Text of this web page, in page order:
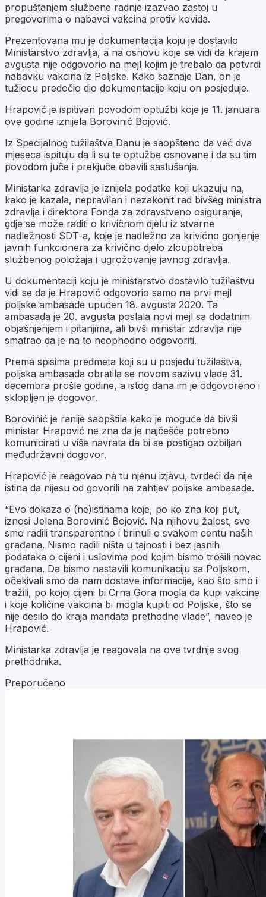
propuštanjem službene radnje izazvao zastoj u
pregovorima o nabavci vakcina protiv kovida.
Prezentovana mu je dokumentacija koju je dostavilo
Ministarstvo zdravlja, a na osnovu koje se vidi da krajem
avgusta nije odgovorio na mejl kojim je trebalo da potvrdi
nabavku vakcina iz Poljske. Kako saznaje Dan, on je
tužiocu predočio dio dokumentacije koju on posjeduje.
Hrapović je ispitivan povodom optužbi koje je 11. januara
ove godine iznijela Borovinić Bojović.
Iz Specijalnog tužilaštva Danu je saopšteno da već dva
mjeseca ispituju da li su te optužbe osnovane i da su tim
povodom juče i prekjuče obavili saslušanja.
Ministarka zdravlja je iznijela podatke koji ukazuju na,
kako je kazala, nepravilan i nezakonit rad bivšeg ministra
zdravlja i direktora Fonda za zdravstveno osiguranje,
gdje se može raditi o krivičnom djelu iz stvarne
nadležnosti SDT-a, koje je nadležno za krivično gonjenje
javnih funkcionera za krivično djelo zloupotreba
službenog položaja i ugrožovanje javnog zdravlja.
U dokumentaciji koju je ministarstvo dostavilo tužilaštvu
vidi se da je Hrapović odgovorio samo na prvi mejl
poljske ambasade upućen 18. avgusta 2020. Ta
ambasada je 20. avgusta poslala novi mejl sa dodatnim
objašnjenjem i pitanjima, ali bivši ministar zdravlja nije
smatrao da je na to neophodno odgovoriti.
Prema spisima predmeta koji su u posjedu tužilaštva,
poljska ambasada obratila se novom sazivu vlade 31.
decembra prošle godine, a istog dana im je odgovoreno i
sklopljen je dogovor.
Borovinić je ranije saopštila kako je moguće da bivši
ministar Hrapović ne zna da je najčešće potrebno
komunicirati u više navrata da bi se postigao ozbiljan
međudržavni dogovor.
Hrapović je reagovao na tu njenu izjavu, tvrdeći da nije
istina da nijesu od govorili na zahtjev poljske ambasade.
“Evo dokaza o (ne)istinama koje, po ko zna koji put,
iznosi Jelena Borovinić Bojović. Na njihovu žalost, sve
smo radili transparentno i brinuli o svakom centu naših
građana. Nismo radili ništa u tajnosti i bez jasnih
podataka o cijeni i uslovima pod kojim bismo trošili novac
građana. Da bismo nastavili komunikaciju sa Poljskom,
očekivali smo da nam dostave informacije, kao što smo i
tražili, po kojoj cijeni bi Crna Gora mogla da kupi vakcine
i koje količine vakcina bi mogla kupiti od Poljske, što se
nije desilo do kraja mandata prethodne vlade”, naveo je
Hrapović.
Ministarka zdravlja je reagovala na ove tvrdnje svog
prethodnika.
Preporučeno